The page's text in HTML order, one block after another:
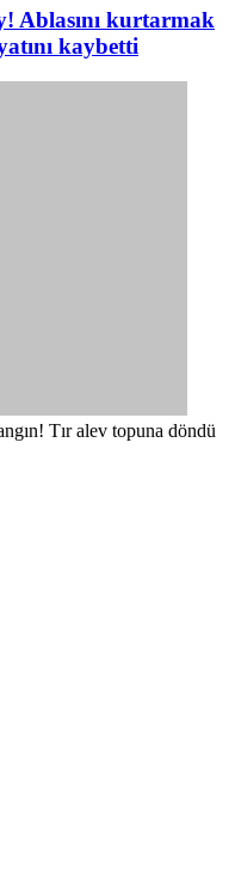
Ablasını kurtarmak
kaybetti
Tır alev topuna döndü